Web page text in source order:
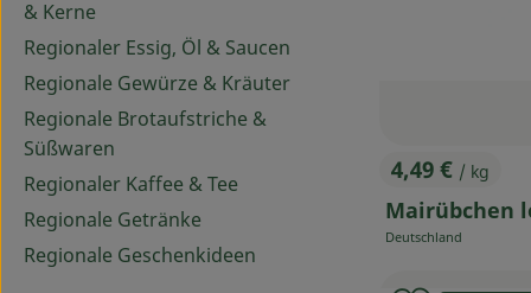
& Kerne
Regionaler Essig, Öl & Saucen
Regionale Gewürze & Kräuter
Regionale Brotaufstriche &
Süßwaren
Regionaler Kaffee & Tee
Regionale Getränke
Regionale Geschenkideen
, Preis:
4,49 € / kg
Mairübchen
, Herkunft:
Deutschland